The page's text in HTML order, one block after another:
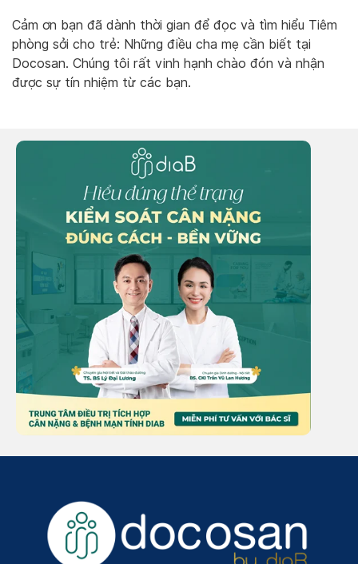
Cảm ơn bạn đã dành thời gian để đọc và tìm hiểu Tiêm
phòng sởi cho trẻ: Những điều cha mẹ cần biết tại
Docosan. Chúng tôi rất vinh hạnh chào đón và nhận
được sự tín nhiệm từ các bạn.